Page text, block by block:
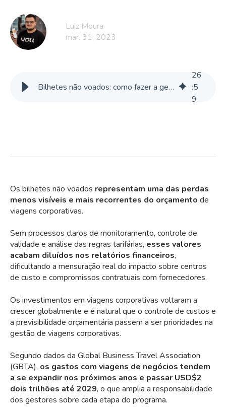
Luiz Moura
mar. 31, 2023
Bilhetes não voados: como fazer a gestão nas empresas e otimizar savings
26
:5
9
Os bilhetes não voados representam uma das perdas
menos visíveis e mais recorrentes do orçamento de
viagens corporativas.
Sem processos claros de monitoramento, controle de
validade e análise das regras tarifárias, esses valores
acabam diluídos nos relatórios financeiros,
dificultando a mensuração real do impacto sobre centros
de custo e compromissos contratuais com fornecedores.
Os investimentos em viagens corporativas voltaram a
crescer globalmente e é natural que o controle de custos e
a previsibilidade orçamentária passem a ser prioridades na
gestão de viagens corporativas.
Segundo dados da Global Business Travel Association
(GBTA), os gastos com viagens de negócios tendem
a se expandir nos próximos anos e passar USD$2
dois trilhões até 2029, o que amplia a responsabilidade
dos gestores sobre cada etapa do programa.